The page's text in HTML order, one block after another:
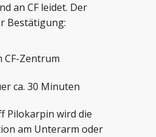
an CF leidet. Der
Bestätigung:
Zentrum
ca. 30 Minuten
Pilokarpin wird die
am Unterarm oder